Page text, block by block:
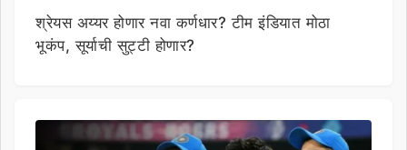
श्रेयस अय्यर होणार नवा कर्णधार? टीम इंडियात मोठा
भूकंप, सूर्याची सुट्टी होणार?